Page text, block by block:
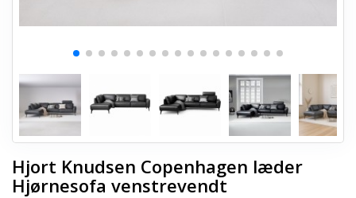
Hjort Knudsen Copenhagen læder
Hjørnesofa venstrevendt